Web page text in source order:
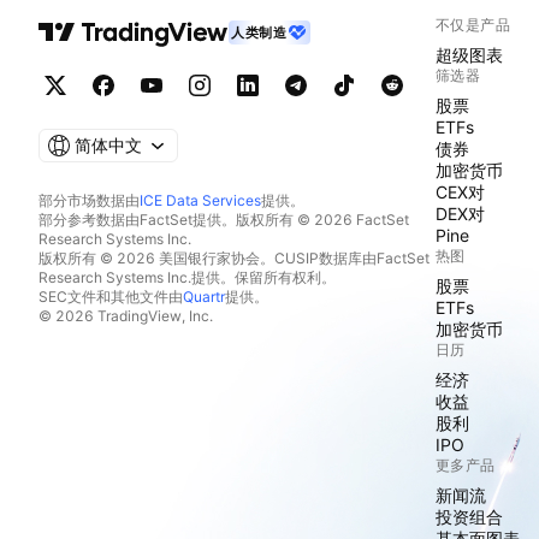
人类制造
简体中文
部分市场数据由ICE Data Services提供。
部分参考数据由FactSet提供。版权所有 © 2026 FactSet
Research Systems Inc.
版权所有 © 2026 美国银行家协会。CUSIP数据库由FactSet
Research Systems Inc.提供。保留所有权利。
SEC文件和其他文件由Quartr提供。
© 2026 TradingView, Inc.
不仅是产品
超级图表
筛选器
股票
ETFs
债券
加密货币
CEX对
DEX对
Pine
热图
股票
ETFs
加密货币
日历
经济
收益
股利
IPO
更多产品
新闻流
投资组合